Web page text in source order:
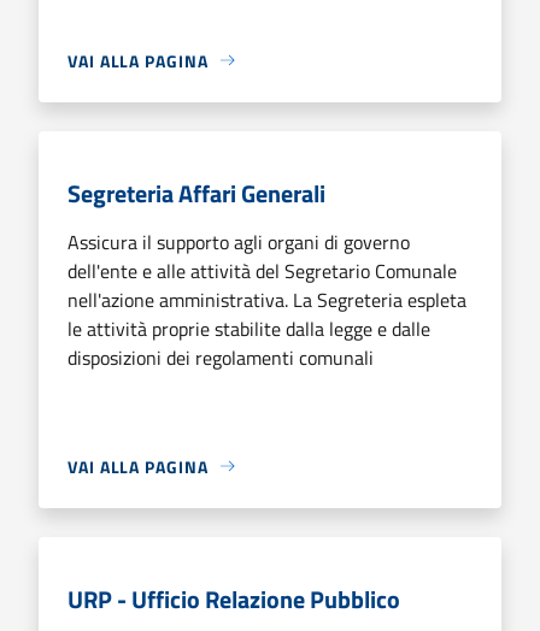
VAI ALLA PAGINA
Segreteria Affari Generali
Assicura il supporto agli organi di governo
dell'ente e alle attività del Segretario Comunale
nell'azione amministrativa. La Segreteria espleta
le attività proprie stabilite dalla legge e dalle
disposizioni dei regolamenti comunali
VAI ALLA PAGINA
URP - Ufficio Relazione Pubblico